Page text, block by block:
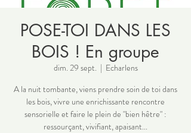
POSE-TOI DANS LES
BOIS ! En groupe
dim. 29 sept.
  |
Echarlens
A la nuit tombante, viens prendre soin de toi dans
les bois, vivre une enrichissante rencontre
sensorielle et faire le plein de "bien hêtre" :
ressourçant, vivifiant, apaisant...